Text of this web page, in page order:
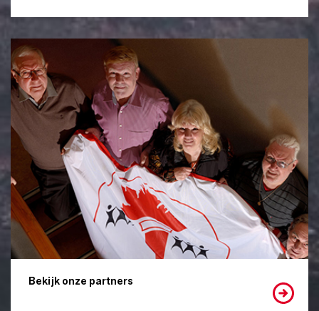
Bekijk onze partners